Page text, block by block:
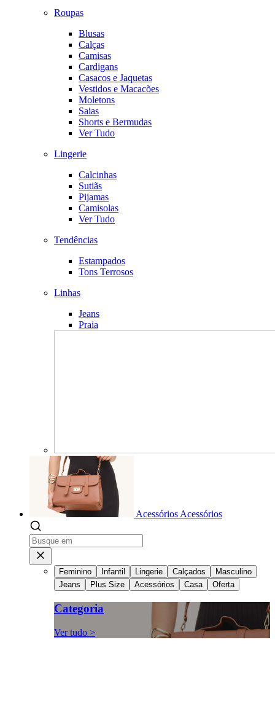
Roupas
Blusas
Calças
Camisas
Cardigans
Casacos e Jaquetas
Vestidos e Macacões
Moletons
Saias
Shorts e Bermudas
Ver Tudo
Lingerie
Calcinhas
Sutiãs
Pijamas
Camisolas
Ver Tudo
Tendências
Estampados
Tons Terrosos
Linhas
Jeans
Praia
Acessórios Acessórios
Feminino Infantil Lingerie Calçados
Masculino
Jeans
Plus Size Acessórios Casa Oferta
Categoria
Ver tudo >